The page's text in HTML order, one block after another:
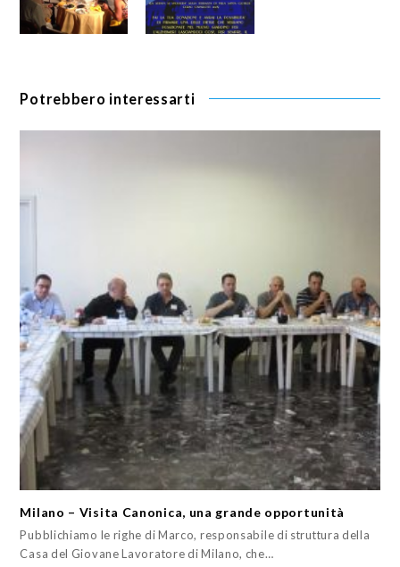
Potrebbero interessarti
Milano – Visita Canonica, una grande opportunità
Pubblichiamo le righe di Marco, responsabile di struttura della
Casa del Giovane Lavoratore di Milano, che…